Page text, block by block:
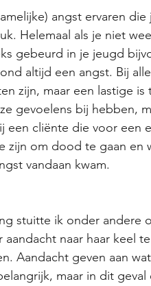
angst ervaren
Helemaal als je niet
gebeurd in je jeugd
altijd een angst. Bij
zijn, maar een lastige
gevoelens bij hebben,
een cliënte die voor een
zijn om dood te gaan en
vandaan kwam.
stuitte ik onder andere
aandacht naar haar keel
Aandacht geven aan
maar in dit